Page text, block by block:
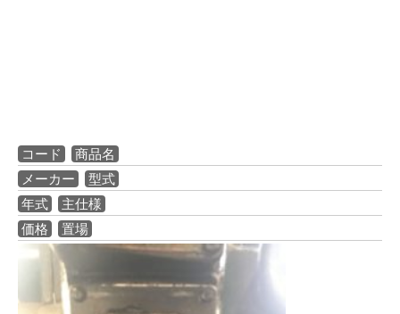
コード
商品名
メーカー
型式
年式
主仕様
価格
置場